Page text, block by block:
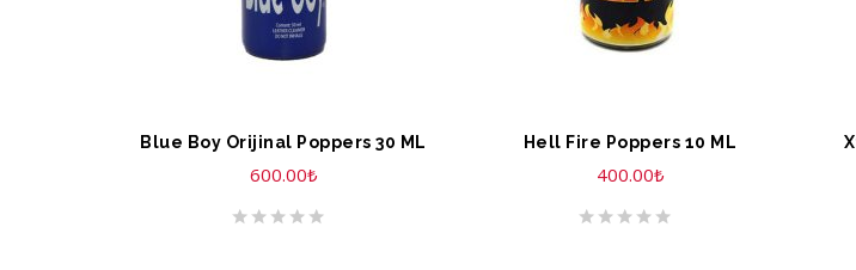
SEPETE EKLE
Blue Boy Orijinal Poppers 30 ML
600.00₺
SEPETE EKLE
Hell Fire Poppers 10 ML
400.00₺